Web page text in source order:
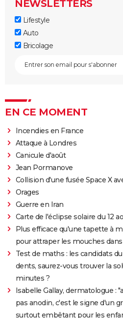
NEWSLETTERS
Lifestyle
Auto
Bricolage
EN CE MOMENT
Incendies en France
Attaque à Londres
Canicule d'août
Jean Pormanove
Collision d'une fusée Space X
Orages
Guerre en Iran
Carte de l'éclipse solaire du 12
Plus efficace qu'une tapette à
pour attraper les mouches
Test de maths : les candidats
dents, saurez-vous trouver la
minutes ?
Isabelle Gallay, dermatologue :
pas anodin, c'est le signe d'un
surtout embêtant pour les